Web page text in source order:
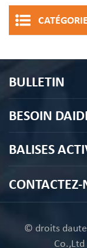
inserts
BULLETIN
BESOIN
BALISES
© droits